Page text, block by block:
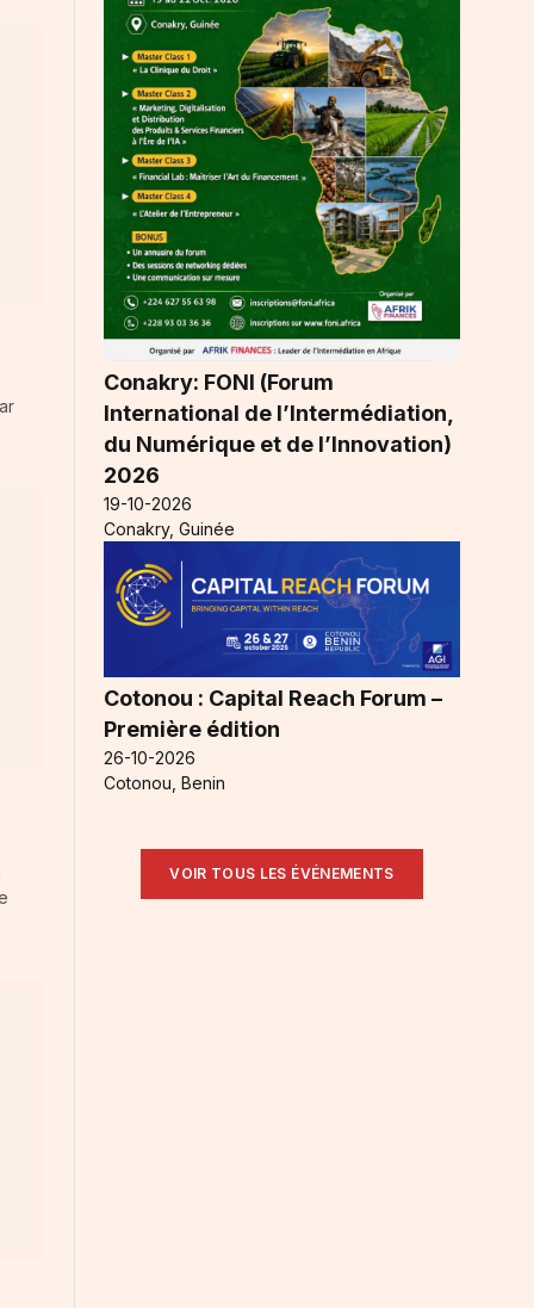
Conakry: FONI (Forum
International de l’Intermédiation,
du Numérique et de l’Innovation)
2026
19-10-2026
Conakry, Guinée
Cotonou : Capital Reach Forum –
Première édition
26-10-2026
Cotonou, Benin
VOIR TOUS LES ÉVÉNEMENTS